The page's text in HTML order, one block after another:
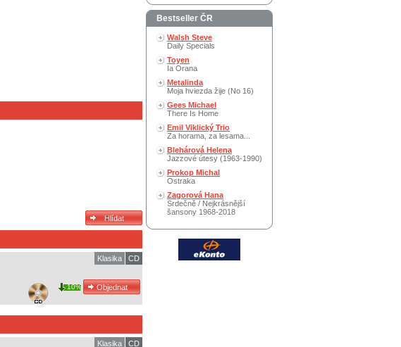
CD
Klasika
10%
CD
Klasika
Bestseller ČR
Walsh Steve
Daily Specials
Toyen
Ia Orana
Metalinda
Moja hviezda žije (No 16)
Gees Michael
There Is Home
Emil Viklický Trio
Za horama, za lesama...
Blehárová Helena
Jazzové útesy (1963-1990)
Prokop Michal
Ostraka
Zagorová Hana
Srdečně / Nejkrásnější
šansony 1968-2018